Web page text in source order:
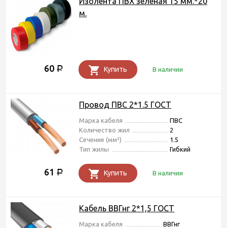
м.
60 Р Купить В наличии
Провод ПВС 2*1.5 ГОСТ
Марка кабеля
ПВС
Количество жил
2
Сечение (мм²)
1.5
Тип жилы
Гибкий
61 Р Купить В наличии
Кабель ВВГнг 2*1,5 ГОСТ
Марка кабеля ВВГнг